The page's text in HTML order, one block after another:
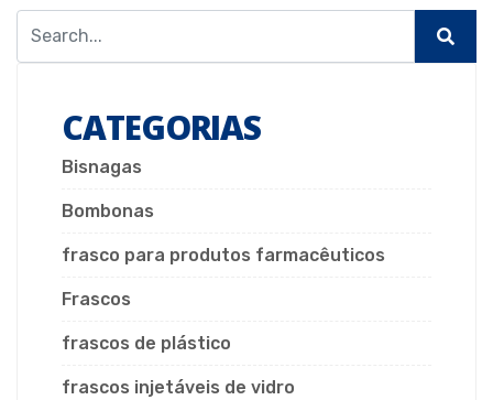
CATEGORIAS
Bisnagas
Bombonas
frasco para produtos farmacêuticos
Frascos
frascos de plástico
frascos injetáveis de vidro